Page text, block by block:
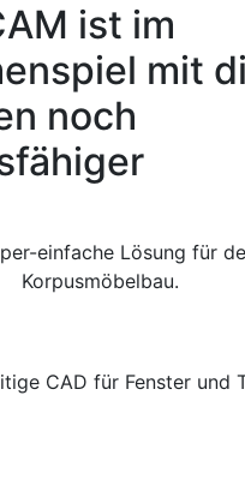
ist im
mit
noch
einfache Lösung für
Korpusmöbelbau.
CAD für Fenster und